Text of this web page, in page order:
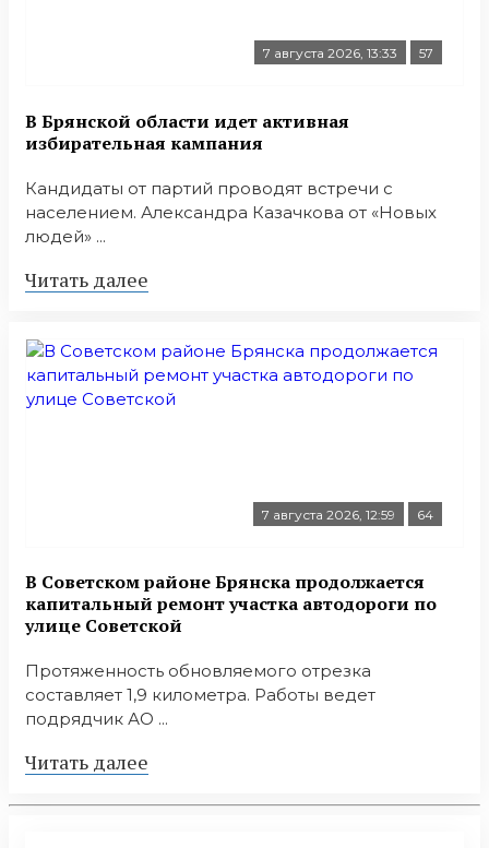
7 августа 2026, 13:33 57
В Брянской области идет активная
избирательная кампания
Кандидаты от партий проводят встречи с
населением. Александра Казачкова от «Новых
людей» ...
Читать далее
7 августа 2026, 12:59 64
В Советском районе Брянска продолжается
капитальный ремонт участка автодороги по
улице Советской
Протяженность обновляемого отрезка
составляет 1,9 километра. Работы ведет
подрядчик АО ...
Читать далее